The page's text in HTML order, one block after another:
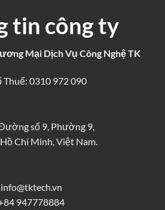
tin công ty
Mại Dịch Vụ Công Nghệ TK
Thuế: 0310 972 090
số 9, Phường 9,
Chí Minh, Việt Nam.
info@tktech.vn
947778884